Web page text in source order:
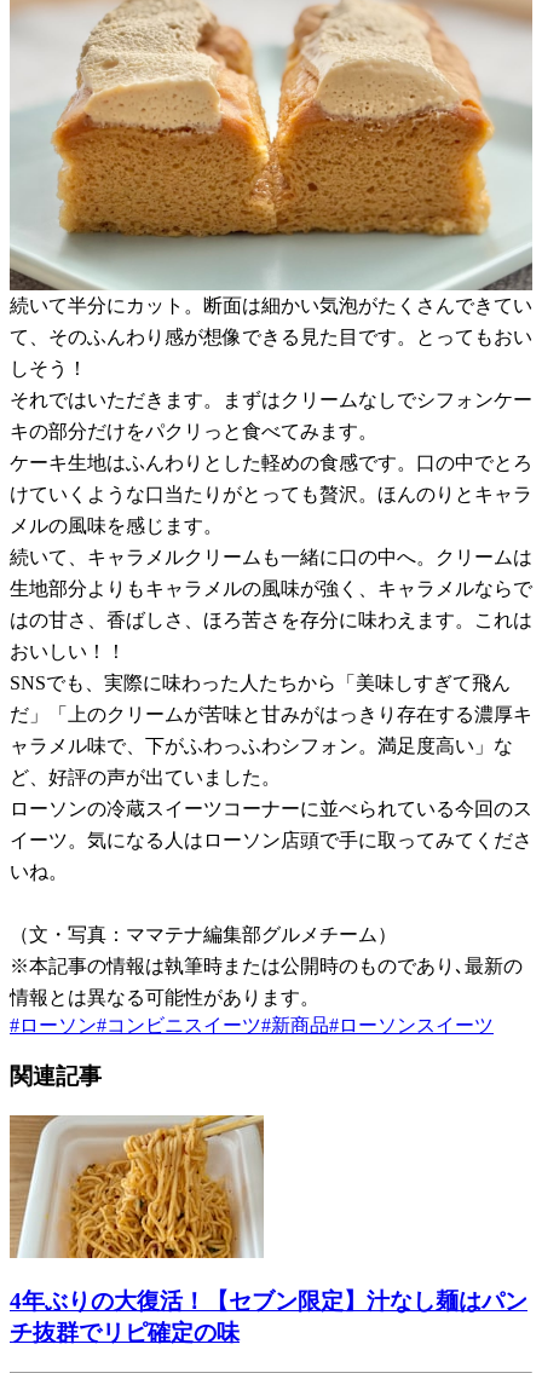
続いて半分にカット。断面は細かい気泡がたくさんできてい
て、そのふんわり感が想像できる見た目です。とってもおい
しそう！
それではいただきます。まずはクリームなしでシフォンケー
キの部分だけをパクリっと食べてみます。
ケーキ生地はふんわりとした軽めの食感です。口の中でとろ
けていくような口当たりがとっても贅沢。ほんのりとキャラ
メルの風味を感じます。
続いて、キャラメルクリームも一緒に口の中へ。クリームは
生地部分よりもキャラメルの風味が強く、キャラメルならで
はの甘さ、香ばしさ、ほろ苦さを存分に味わえます。これは
おいしい！！
SNSでも、実際に味わった人たちから「美味しすぎて飛ん
だ」「上のクリームが苦味と甘みがはっきり存在する濃厚キ
ャラメル味で、下がふわっふわシフォン。満足度高い」な
ど、好評の声が出ていました。
ローソンの冷蔵スイーツコーナーに並べられている今回のス
イーツ。気になる人はローソン店頭で手に取ってみてくださ
いね。
（文・写真：ママテナ編集部グルメチーム）
※本記事の情報は執筆時または公開時のものであり､最新の
情報とは異なる可能性があります。
#ローソン#コンビニスイーツ#新商品#ローソンスイーツ
関連記事
4年ぶりの大復活！【セブン限定】汁なし麺はパン
チ抜群でリピ確定の味